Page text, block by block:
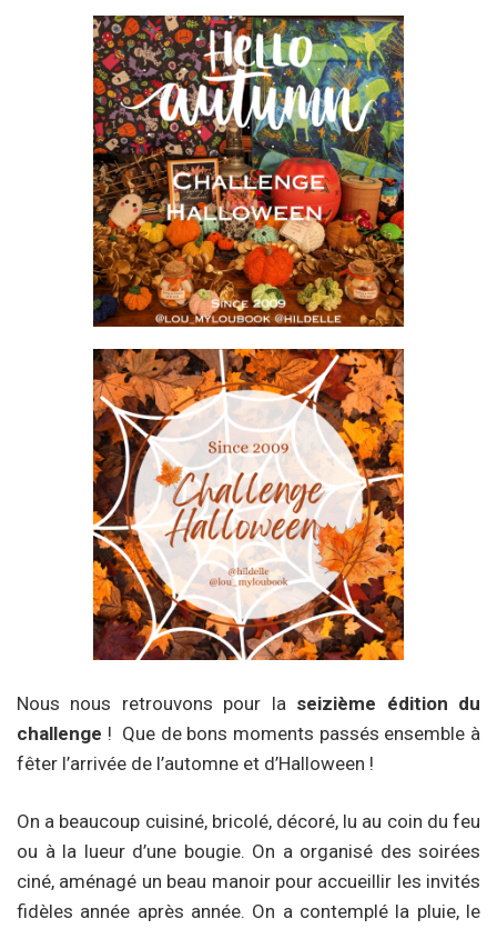
Nous nous retrouvons pour la seizième édition du
challenge ! Que de bons moments passés ensemble à
fêter l’arrivée de l’automne et d’Halloween !
On a beaucoup cuisiné, bricolé, décoré, lu au coin du feu
ou à la lueur d’une bougie. On a organisé des soirées
ciné, aménagé un beau manoir pour accueillir les invités
fidèles année après année. On a contemplé la pluie, le